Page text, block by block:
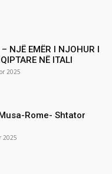
NJË EMËR I NJOHUR I
NË ITALI
2025
Rome- Shtator
2025